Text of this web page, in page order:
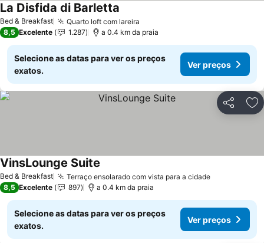
Bed & Breakfast Quarto loft com lareira
La Disfida di Barletta
8,5 Excelente 1.287 a 0.4 km da praia
Selecione as datas para ver os preços
exatos.
Ver preços
Partilhar
Bed & Breakfast Terraço ensolarado com vista para a cidade
VinsLounge Suite
8,5 Excelente 897 a 0.4 km da praia
Selecione as datas para ver os preços
exatos.
Ver preços